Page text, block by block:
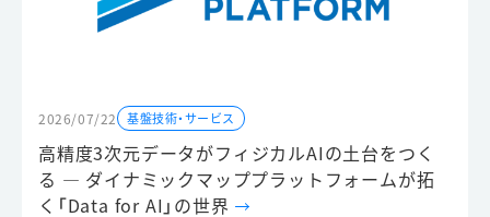
2026/07/22 基盤技術・サービス
高精度3次元データがフィジカルAIの土台をつく
る ― ダイナミックマッププラットフォームが拓
く「Data for AI」の世界